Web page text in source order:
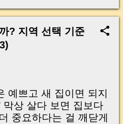
to Avoid MoneyLog
런 생각 해보신 적 있으
돈 보내고 끝나는 거 아
서 보면 전혀 그렇지 않
몇 장 처리하는 날’이 아
입니다. 실제로 제가
입니다. 금요일 오후 3
금이 멈췄고 그 자리에
? 지역 선택 기준
예쁘고 새 집이면 되지
막상 살다 보면 집보다
중요하다는 걸 깨닫게